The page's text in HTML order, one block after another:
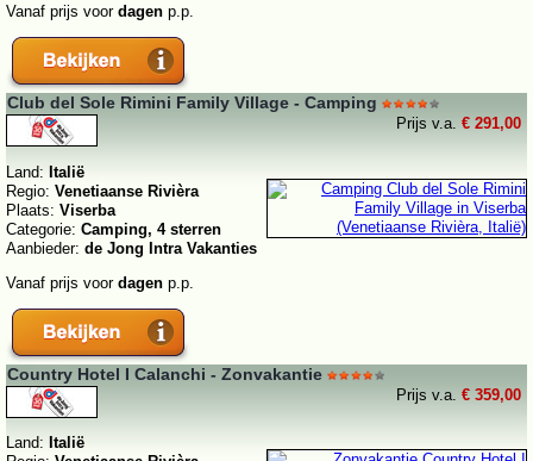
Vanaf prijs voor dagen p.p.
Club del Sole Rimini Family Village - Camping
Prijs v.a. € 291,00
Land: Italië
Regio: Venetiaanse Rivièra
Plaats: Viserba
Categorie: Camping, 4 sterren
Aanbieder: de Jong Intra Vakanties
Vanaf prijs voor dagen p.p.
Country Hotel I Calanchi - Zonvakantie
Prijs v.a. € 359,00
Land: Italië